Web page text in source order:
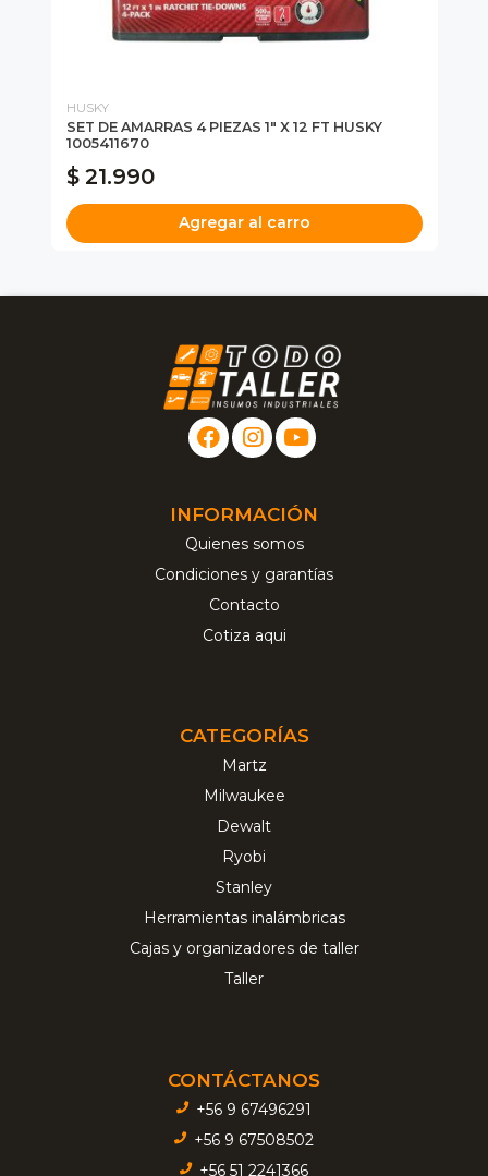
HUSKY
SET DE AMARRAS 4 PIEZAS 1" X 12 FT HUSKY
1005411670
$ 21.990
Agregar al carro
INFORMACIÓN
Quienes somos
Condiciones y garantías
Contacto
Cotiza aqui
CATEGORÍAS
Martz
Milwaukee
Dewalt
Ryobi
Stanley
Herramientas inalámbricas
Cajas y organizadores de taller
Taller
CONTÁCTANOS
+56 9 67496291
+56 9 67508502
+56 51 2241366